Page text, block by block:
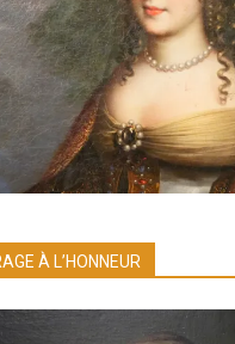
À L’HONNEUR